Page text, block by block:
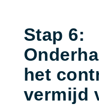
Stap 6:
het
vermijd